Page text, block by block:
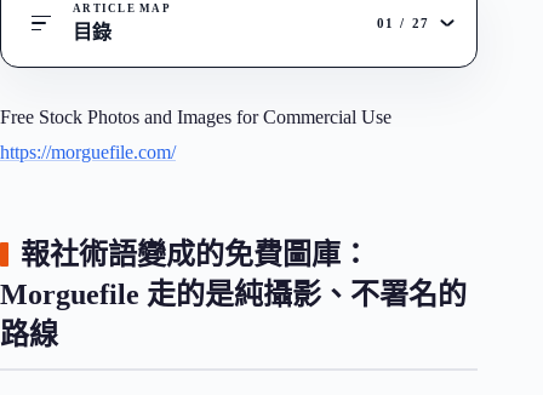
ARTICLE MAP
目錄 01 / 27
Free Stock Photos and Images for Commercial Use
https://morguefile.com/
報社術語變成的免費圖庫：
Morguefile 走的是純攝影、不署名的
路線